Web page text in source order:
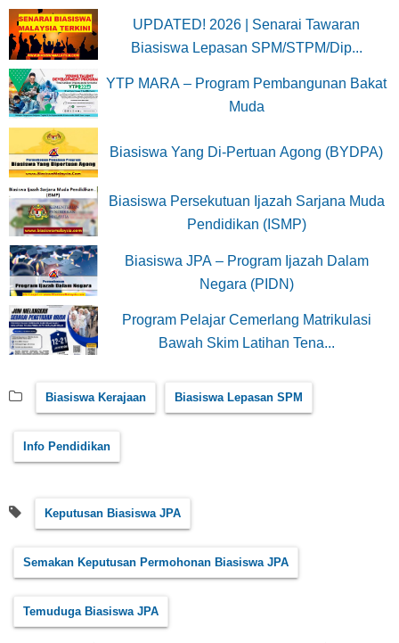
UPDATED! 2026 | Senarai Tawaran
Biasiswa Lepasan SPM/STPM/Dip...
YTP MARA – Program Pembangunan Bakat
Muda
Biasiswa Yang Di-Pertuan Agong (BYDPA)
Biasiswa Persekutuan Ijazah Sarjana Muda
Pendidikan (ISMP)
Biasiswa JPA – Program Ijazah Dalam
Negara (PIDN)
Program Pelajar Cemerlang Matrikulasi
Bawah Skim Latihan Tena...
Biasiswa Kerajaan Biasiswa Lepasan SPM
Info Pendidikan
Keputusan Biasiswa JPA
Semakan Keputusan Permohonan Biasiswa JPA
Temuduga Biasiswa JPA